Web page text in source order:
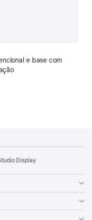
e base com
Display